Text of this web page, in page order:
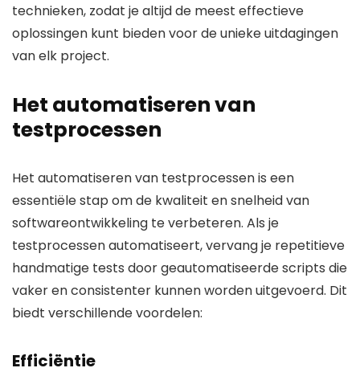
technieken, zodat je altijd de meest effectieve
oplossingen kunt bieden voor de unieke uitdagingen
van elk project.
Het automatiseren van
testprocessen
Het automatiseren van testprocessen is een
essentiële stap om de kwaliteit en snelheid van
softwareontwikkeling te verbeteren. Als je
testprocessen automatiseert, vervang je repetitieve
handmatige tests door geautomatiseerde scripts die
vaker en consistenter kunnen worden uitgevoerd. Dit
biedt verschillende voordelen:
Efficiëntie